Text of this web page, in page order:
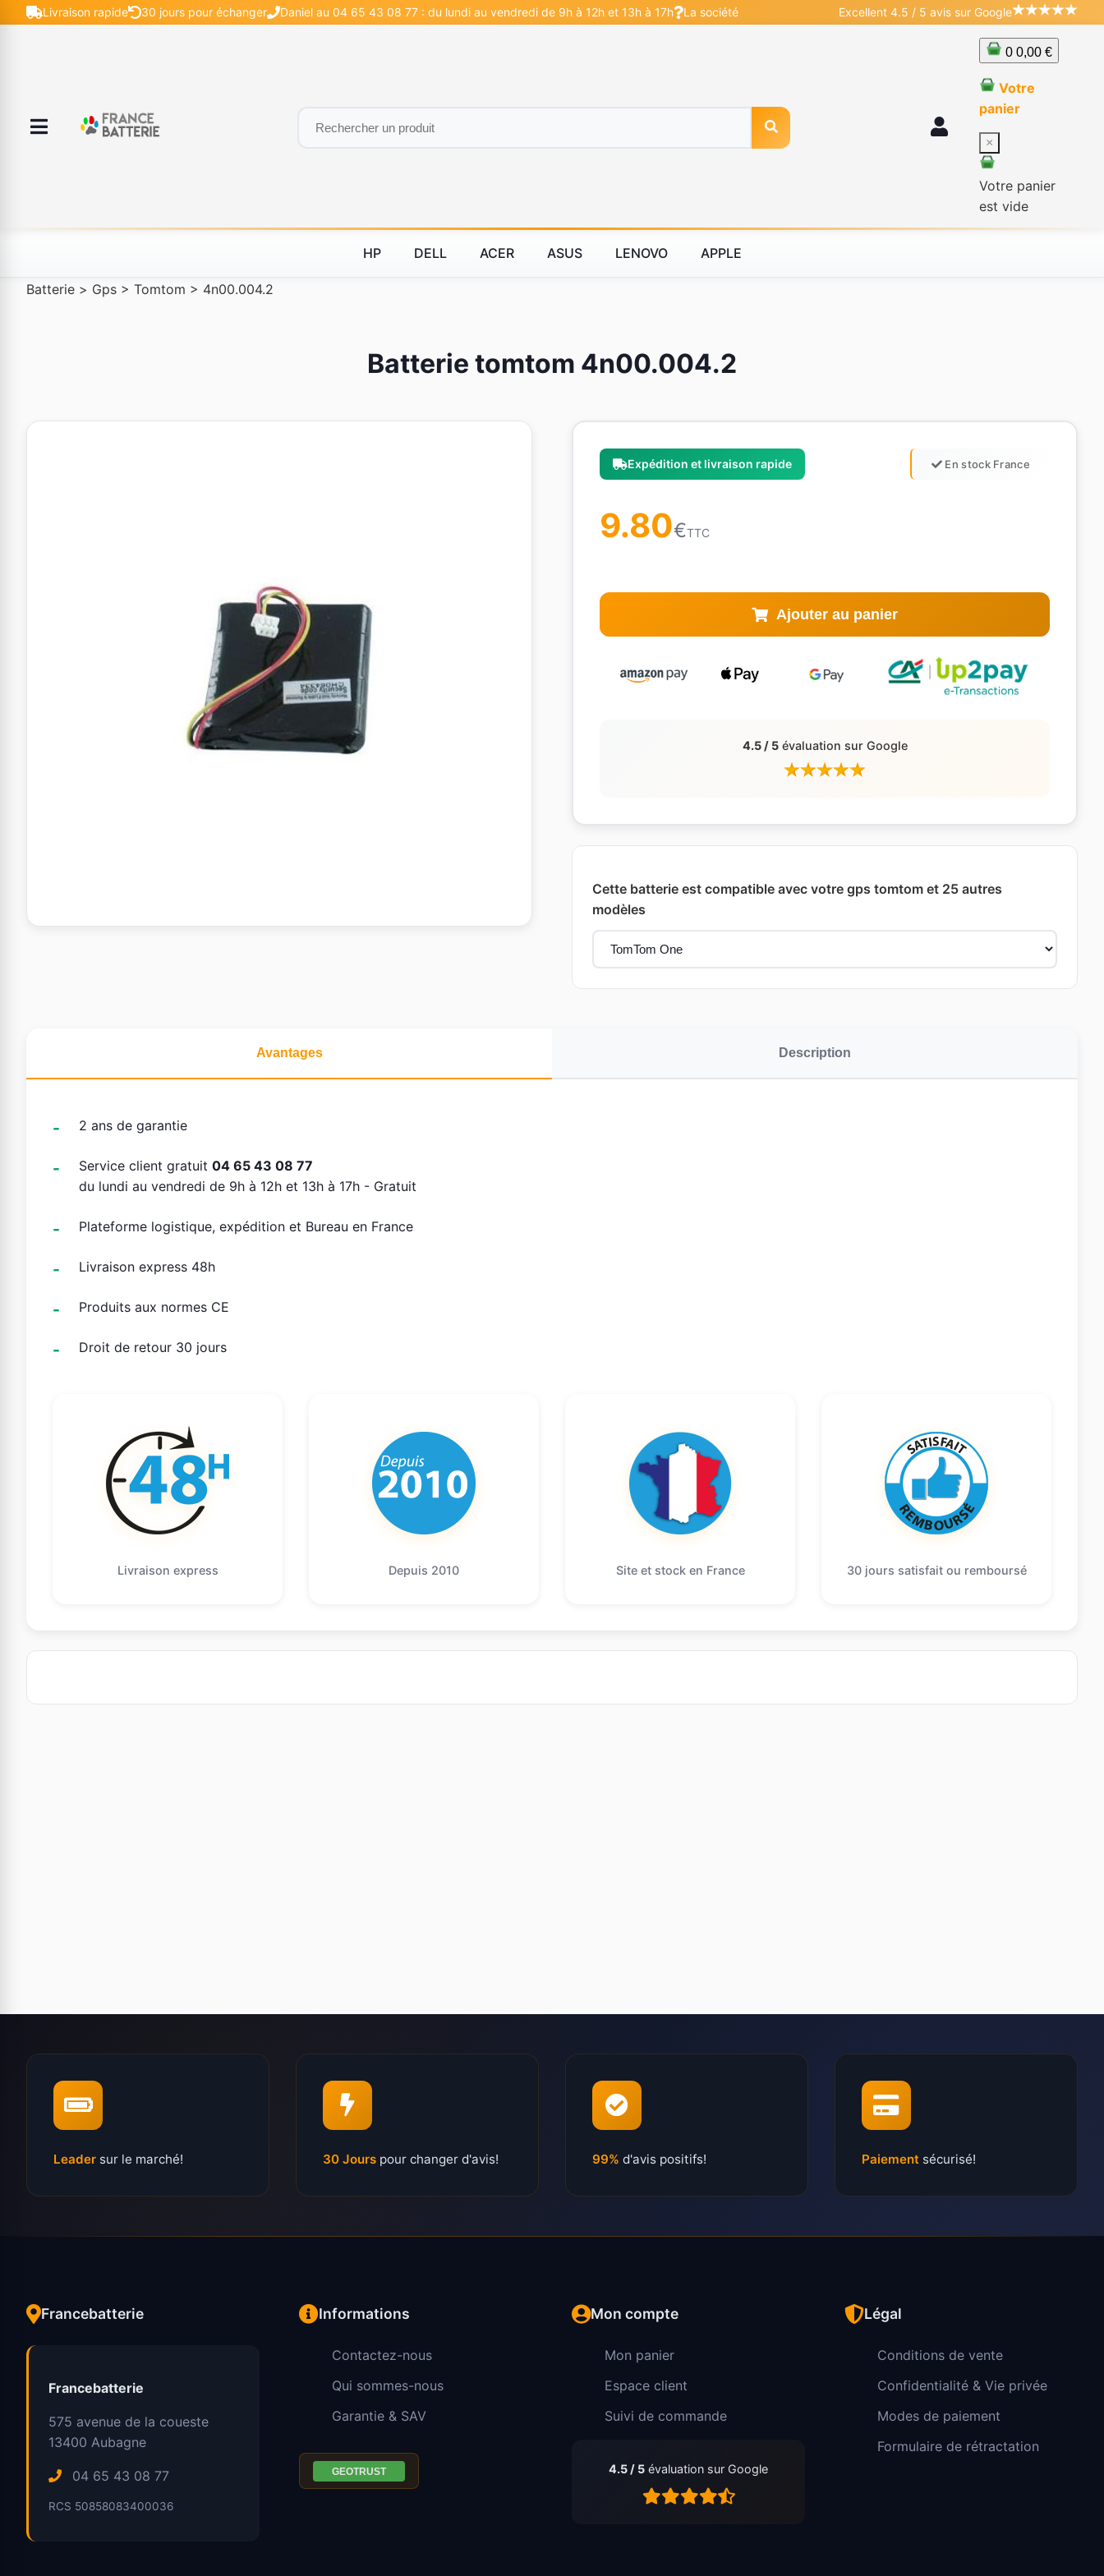
Livraison rapide 30 jours pour échanger Daniel au 04 65 43 08 77 : du lundi au vendredi de 9h à 12h et 13h à 17h La société Excellent 4.5 / 5 avis sur Google
0 0,00 €
Votre
panier
×
Votre panier
est vide
HP DELL ACER ASUS LENOVO APPLE
Batterie > Gps > Tomtom > 4n00.004.2
Batterie tomtom 4n00.004.2
Expédition et livraison rapide En stock France
9.80€TTC
Ajouter au panier
4.5 / 5évaluation sur Google
Cette batterie est compatible avec votre gps tomtom et 25 autres
modèles
Avantages Description
2 ans de garantie
Service client gratuit 04 65 43 08 77
du lundi au vendredi de 9h à 12h et 13h à 17h - Gratuit
Plateforme logistique, expédition et Bureau en France
Livraison express 48h
Produits aux normes CE
Droit de retour 30 jours
Livraison express Depuis 2010 Site et stock en France 30 jours satisfait ou remboursé
Leader sur le marché! 30 Jours pour changer d'avis! 99% d'avis positifs! Paiement sécurisé!
Francebatterie
Francebatterie
575 avenue de la coueste
13400 Aubagne
04 65 43 08 77
RCS 50858083400036
Informations
Contactez-nous
Qui sommes-nous
Garantie & SAV
Mon compte
Mon panier
Espace client
Suivi de commande
4.5 / 5 évaluation sur Google
Légal
Conditions de vente
Confidentialité & Vie privée
Modes de paiement
Formulaire de rétractation